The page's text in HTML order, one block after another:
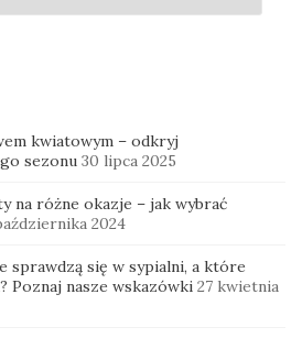
kwiatowym – odkryj
sezonu 30 lipca 2025
na różne okazje – jak wybrać
2024
sprawdzą się w sypialni, a które
Poznaj nasze wskazówki 27 kwietnia